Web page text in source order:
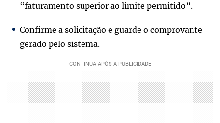
“faturamento superior ao limite permitido”.
Confirme a solicitação e guarde o comprovante
gerado pelo sistema.